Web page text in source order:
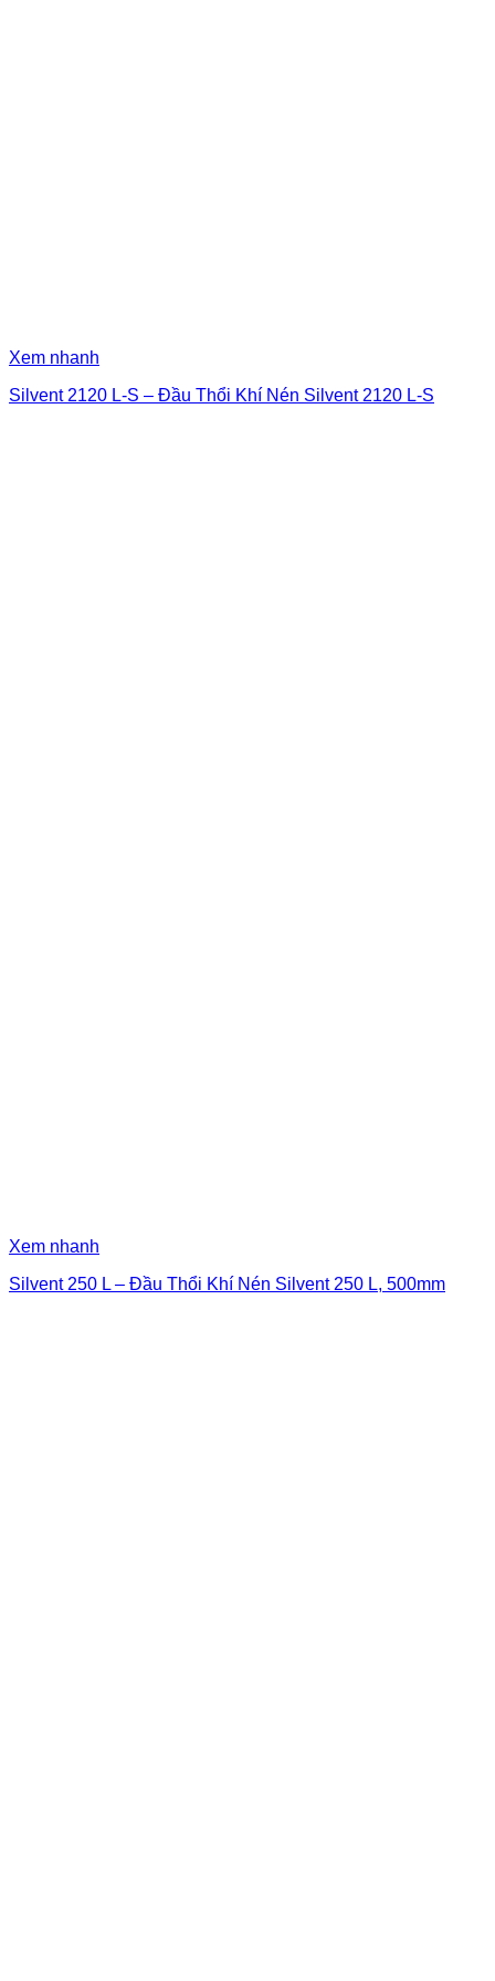
Xem nhanh
Silvent 2120 L-S – Đầu Thổi Khí Nén Silvent 2120 L-S
Xem nhanh
Silvent 250 L – Đầu Thổi Khí Nén Silvent 250 L, 500mm